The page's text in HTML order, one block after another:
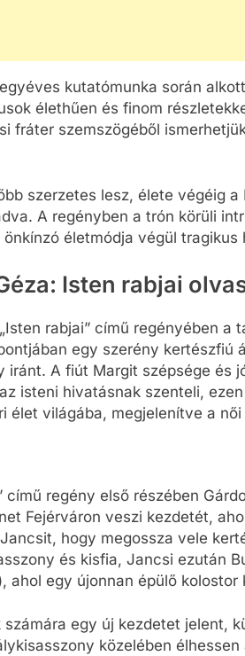
kutatómunka során
élethűen és finom
fráter szemszögéből
szerzetes lesz, élete végéig
A regényben a trón körüli
életmódja végül
Isten rabjai
rabjai” című regényében
egy szerény kertészfiú
iránt. A fiút Margit szépsége és
isteni hivatásnak szenteli,
élet világába, megjelenítve a
című regény első részében
Fejérváron veszi kezdetét,
hogy megossza vele
és kisfia, Jancsi ezután
ahol egy újonnan épülő
számára egy új kezdetet jelent,
közelében